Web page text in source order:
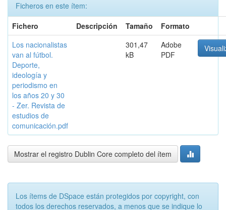
Ficheros en este ítem:
Fichero
Descripción Tamaño
Formato
Los nacionalistas
van al fútbol.
Deporte,
ideología y
periodismo en
los años 20 y 30
- Zer. Revista de
estudios de
comunicación.pdf
301,47
kB
Adobe
PDF
Mostrar el registro Dublin Core completo del ítem
Los ítems de DSpace están protegidos por copyright, con
todos los derechos reservados, a menos que se indique lo